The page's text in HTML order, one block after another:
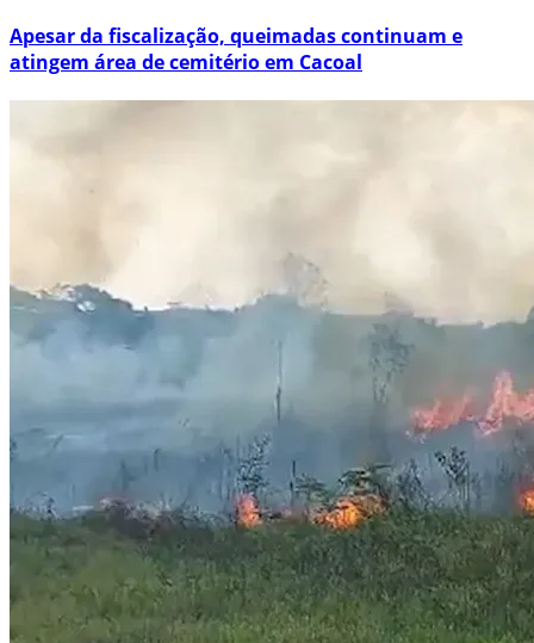
Apesar da fiscalização, queimadas continuam e
atingem área de cemitério em Cacoal